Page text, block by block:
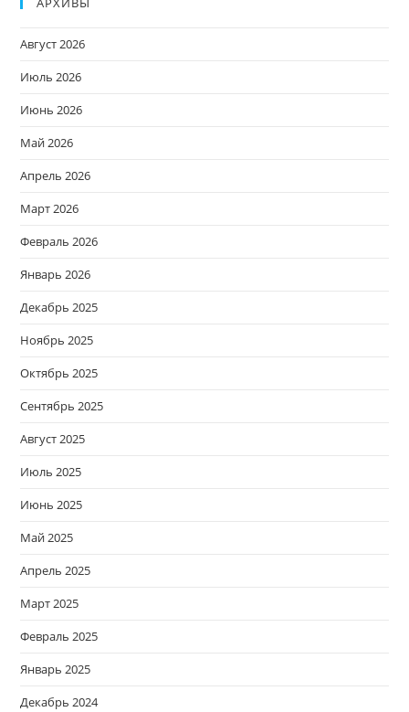
Август 2026
Июль 2026
Июнь 2026
Май 2026
Апрель 2026
Март 2026
Февраль 2026
Январь 2026
Декабрь 2025
Ноябрь 2025
Октябрь 2025
Сентябрь 2025
Август 2025
Июль 2025
Июнь 2025
Май 2025
Апрель 2025
Март 2025
Февраль 2025
Январь 2025
Декабрь 2024